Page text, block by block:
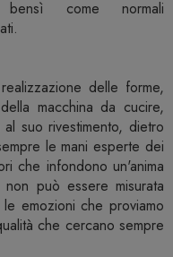
come normali
delle forme,
macchina da cucire,
suo rivestimento, dietro
le mani esperte dei
che infondono un'anima
può essere misurata
emozioni che proviamo
che cercano sempre